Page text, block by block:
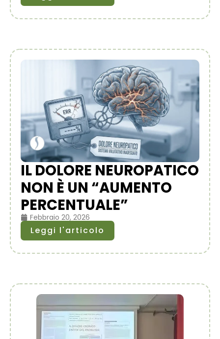
IL DOLORE NEUROPATICO
NON È UN “AUMENTO
PERCENTUALE”
Febbraio 20, 2026
Leggi l'articolo